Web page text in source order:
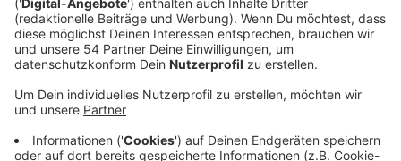
Veröffentlicht:Dienstag, 03.08.2021 09:24
Anzeige
Firma S+M Jansen freuen. Ihr Gebot war mit 1.200